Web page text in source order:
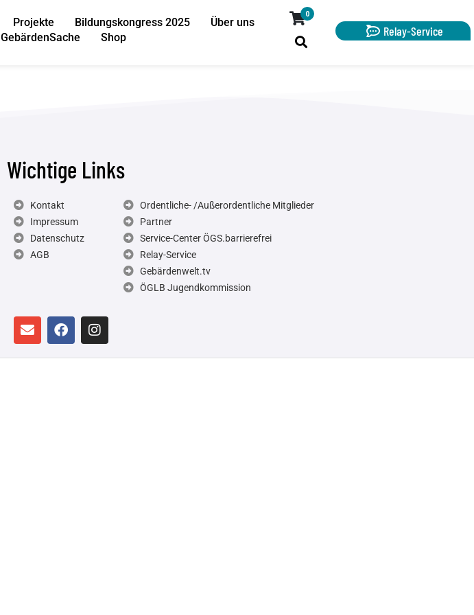
Projekte Bildungskongress 2025
Über uns
GebärdenSache Shop
0
Relay-Service
Wichtige Links
Kontakt
Impressum
Datenschutz
AGB
Ordentliche- /Außerordentliche Mitglieder
Partner
Service-Center ÖGS.barrierefrei
Relay-Service
Gebärdenwelt.tv
ÖGLB Jugendkommission